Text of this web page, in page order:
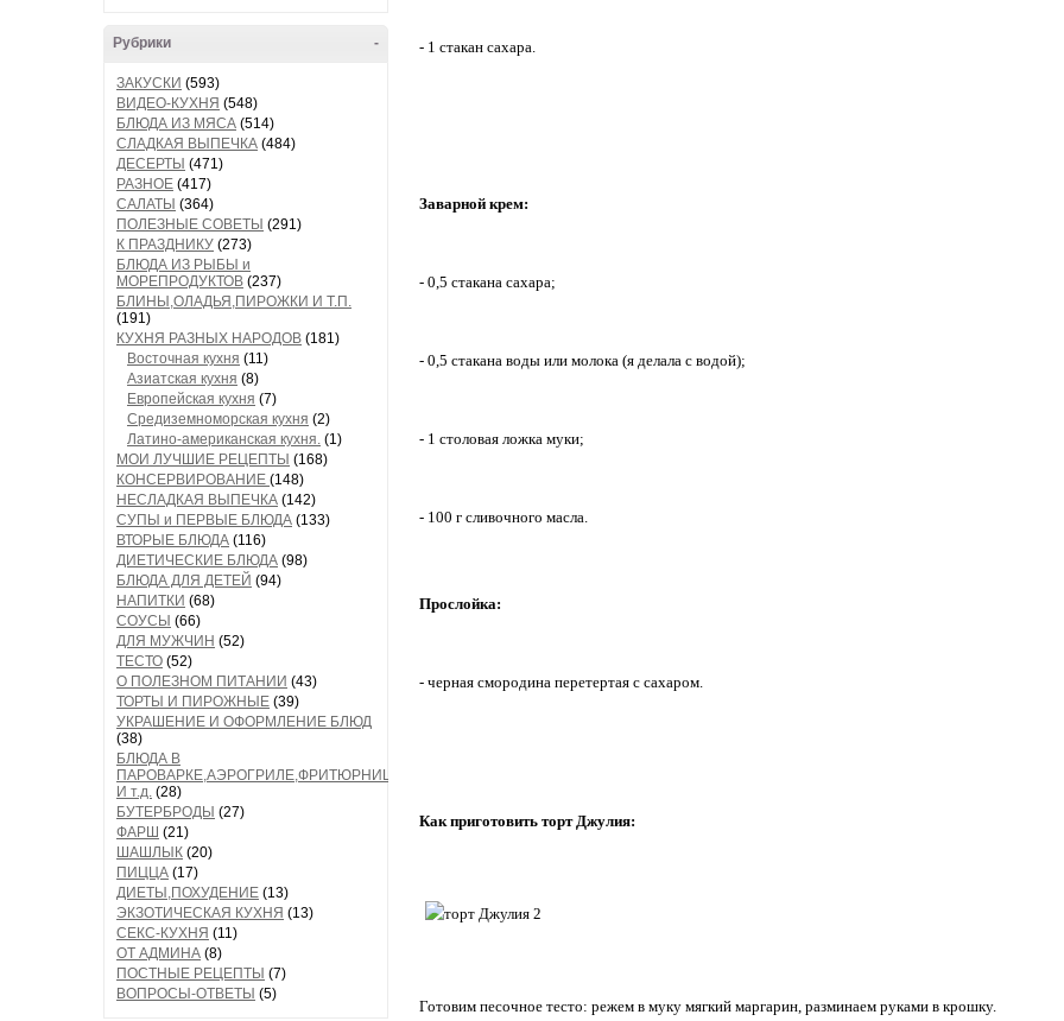
-
Рубрики
ЗАКУСКИ (593)
ВИДЕО-КУХНЯ (548)
БЛЮДА ИЗ МЯСА (514)
СЛАДКАЯ ВЫПЕЧКА (484)
ДЕСЕРТЫ (471)
РАЗНОЕ (417)
САЛАТЫ (364)
ПОЛЕЗНЫЕ СОВЕТЫ (291)
К ПРАЗДНИКУ (273)
БЛЮДА ИЗ РЫБЫ и
МОРЕПРОДУКТОВ (237)
БЛИНЫ,ОЛАДЬЯ,ПИРОЖКИ И Т.П.
(191)
КУХНЯ РАЗНЫХ НАРОДОВ (181)
Восточная кухня (11)
Азиатская кухня (8)
Европейская кухня (7)
Средиземноморская кухня (2)
Латино-американская кухня. (1)
МОИ ЛУЧШИЕ РЕЦЕПТЫ (168)
КОНСЕРВИРОВАНИЕ (148)
НЕСЛАДКАЯ ВЫПЕЧКА (142)
СУПЫ и ПЕРВЫЕ БЛЮДА (133)
ВТОРЫЕ БЛЮДА (116)
ДИЕТИЧЕСКИЕ БЛЮДА (98)
БЛЮДА ДЛЯ ДЕТЕЙ (94)
НАПИТКИ (68)
СОУСЫ (66)
ДЛЯ МУЖЧИН (52)
ТЕСТО (52)
О ПОЛЕЗНОМ ПИТАНИИ (43)
ТОРТЫ И ПИРОЖНЫЕ (39)
УКРАШЕНИЕ И ОФОРМЛЕНИЕ БЛЮД
(38)
БЛЮДА В
ПАРОВАРКЕ,АЭРОГРИЛЕ,ФРИТЮРНИЦЕ
И т.д. (28)
БУТЕРБРОДЫ (27)
ФАРШ (21)
ШАШЛЫК (20)
ПИЦЦА (17)
ДИЕТЫ,ПОХУДЕНИЕ (13)
ЭКЗОТИЧЕСКАЯ КУХНЯ (13)
СЕКС-КУХНЯ (11)
ОТ АДМИНА (8)
ПОСТНЫЕ РЕЦЕПТЫ (7)
ВОПРОСЫ-ОТВЕТЫ (5)
- 1 стакан сахара.
Заварной крем:
- 0,5 стакана сахара;
- 0,5 стакана воды или молока (я делала с водой);
- 1 столовая ложка муки;
- 100 г сливочного масла.
Прослойка:
- черная смородина перетертая с сахаром.
Как приготовить торт Джулия:
Готовим песочное тесто: режем в муку мягкий маргарин, разминаем руками в крошку.